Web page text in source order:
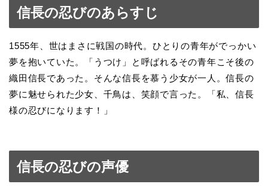
信長の忍びのあらすじ
1555年、世はまさに戦国の時代。ひとりの青年がでっかい
夢を抱いていた。「うつけ」と呼ばれるその青年こそ後の
織田信長であった。そんな信長を慕う少女が一人。信長の
夢に魅せられた少女、千鳥は、笑顔で言った。「私、信長
様の忍びになります！」
信長の忍びの声優